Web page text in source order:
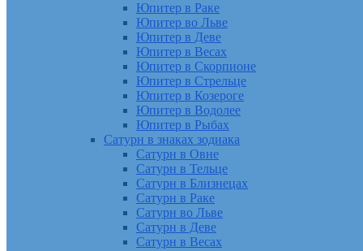
Юпитер в Раке
Юпитер во Льве
Юпитер в Деве
Юпитер в Весах
Юпитер в Скорпионе
Юпитер в Стрельце
Юпитер в Козероге
Юпитер в Водолее
Юпитер в Рыбах
Сатурн в знаках зодиака
Сатурн в Овне
Сатурн в Тельце
Сатурн в Близнецах
Сатурн в Раке
Сатурн во Льве
Сатурн в Деве
Сатурн в Весах